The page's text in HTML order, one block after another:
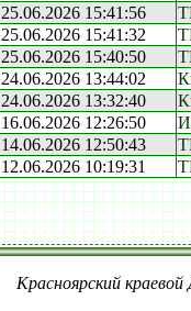
25.06.2026 15:41:56
25.06.2026 15:41:32
25.06.2026 15:40:50
24.06.2026 13:44:02
24.06.2026 13:32:40
16.06.2026 12:26:50
14.06.2026 12:50:43
12.06.2026 10:19:31
Красноярский